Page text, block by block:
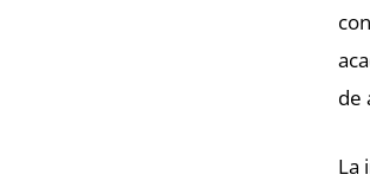
de
La